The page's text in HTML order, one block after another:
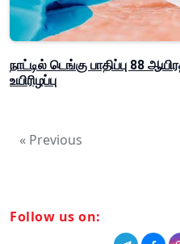
நாட்டில் டெங்கு பாதிப்பு 88
உயிரிழப்பு
« Previous
Follow us on: